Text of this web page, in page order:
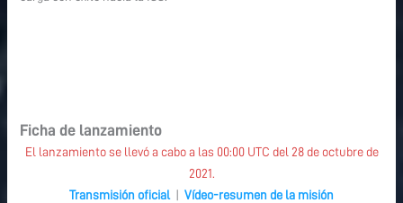
Ficha de lanzamiento
El lanzamiento se llevó a cabo a las 00:00 UTC del 28 de octubre de
2021.
Transmisión oficial
Vídeo-resumen de la misión